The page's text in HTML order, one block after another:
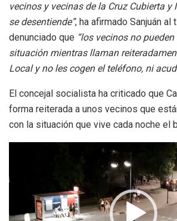
vecinos y vecinas de la Cruz Cubierta y
se desentiende”, ha afirmado Sanjuán al
denunciado que “los vecinos no
situación mientras llaman
Local y no les cogen el teléfono, ni
El concejal socialista ha criticado que
forma reiterada a unos vecinos que
con la situación que vive cada noche el
vídeo